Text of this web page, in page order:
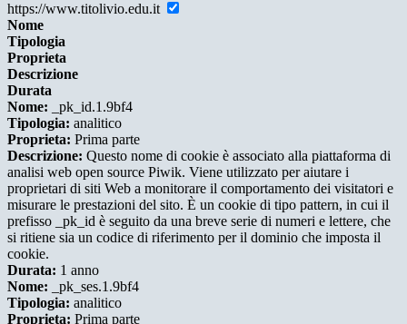
https://www.titolivio.edu.it
Nome
Tipologia
Proprieta
Descrizione
Durata
Nome: _pk_id.1.9bf4
Tipologia: analitico
Proprieta: Prima parte
Descrizione: Questo nome di cookie è associato alla piattaforma di
analisi web open source Piwik. Viene utilizzato per aiutare i
proprietari di siti Web a monitorare il comportamento dei visitatori e
misurare le prestazioni del sito. È un cookie di tipo pattern, in cui il
prefisso _pk_id è seguito da una breve serie di numeri e lettere, che
si ritiene sia un codice di riferimento per il dominio che imposta il
cookie.
Durata: 1 anno
Nome: _pk_ses.1.9bf4
Tipologia: analitico
Proprieta: Prima parte